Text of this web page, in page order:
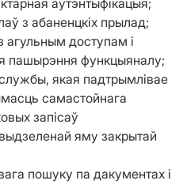
аўтэнтыфікацыя;
з абаненцкіх прылад;
агульным доступам і
пашырэння функцыяналу;
якая падтрымлівае
самастойнага
запісаў
яму закрытай
пошуку па дакументах і